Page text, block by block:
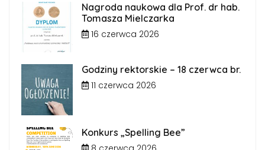
Nagroda naukowa dla Prof. dr hab.
Tomasza Mielczarka
16 czerwca 2026
Godziny rektorskie – 18 czerwca br.
11 czerwca 2026
Konkurs „Spelling Bee”